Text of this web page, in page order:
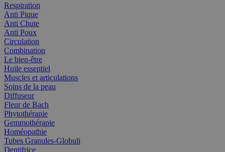
Respiration
Anti Pique
Anti Chute
Anti Poux
Circulation
Combination
Le bien-être
Huile essentiel
Muscles et articulations
Soins de la peau
Diffuseur
Fleur de Bach
Phytothérapie
Gemmothérapie
Homéopathie
Tubes Granules-Globuli
Dentifrice